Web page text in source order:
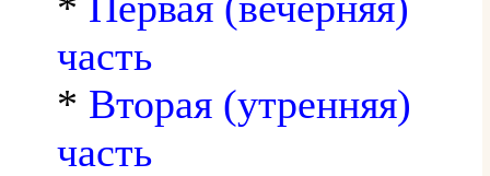
часть
* Вторая (утренняя)
часть